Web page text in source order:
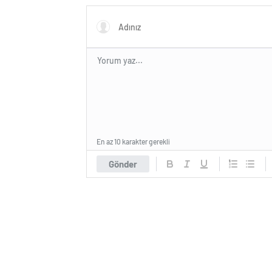
Gönder
En az 10 karakter gerekli